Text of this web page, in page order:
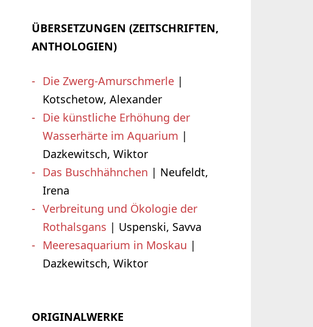
ÜBERSETZUNGEN (ZEITSCHRIFTEN,
ANTHOLOGIEN)
Die Zwerg-Amurschmerle|
Kotschetow, Alexander
Die künstliche Erhöhung der
Wasserhärte im Aquarium |
Dazkewitsch, Wiktor
Das Buschhähnchen | Neufeldt,
Irena
Verbreitung und Ökologie der
Rothalsgans | Uspenski, Savva
Meeresaquarium in Moskau |
Dazkewitsch, Wiktor
ORIGINALWERKE